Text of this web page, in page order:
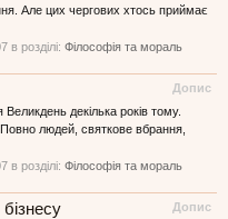
Але цих чергових хтось приймає
в розділі: Філософія та мораль
Допис
декілька років тому.
людей, святкове вбрання,
в розділі: Філософія та мораль
Допис